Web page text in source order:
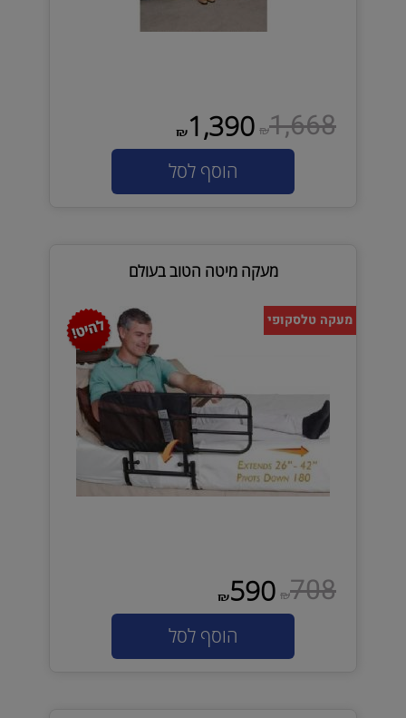
₪1,668
₪1,390
הוסף לסל
מעקה מיטה הטוב בעולם
מעקה טלסקופי
₪708
₪590
הוסף לסל